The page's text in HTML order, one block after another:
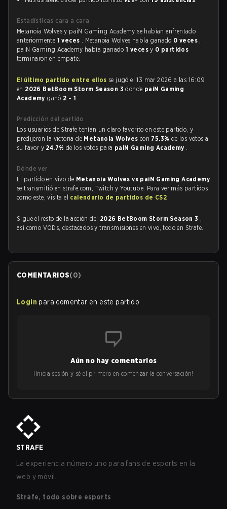
Estadísticas cara a cara
Metanoia Wolves y paiN Gaming Academy se habían enfrentado
anteriormente 1 veces . Metanoia Wolves había ganado 0 veces ,
paiN Gaming Academy había ganado1 vecesy 0 partidos
terminaron en empate.
El último partido entre ellos se jugó el 13 mar 2026 a las 16:09
en 2026 BetBoom Storm Season 3donde paiN Gaming
Academy ganó 2 - 1 .
Predicción del partido
Los usuarios de Strafe tenían un claro favorito en este partido, y
predijeron la victoria de Metanoia Wolves con 75.3% de los votos a
su favor y 24.7% de los votos para paiN Gaming Academy .
Dónde ver
El partido en vivo de Metanoia Wolves vs paiN Gaming Academy
se transmitió en strafe.com, Twitch y Youtube. Para ver más partidos
como este, visita el calendario de partidos de CS2 .
Sigue el resto de la acción del 2026 BetBoom Storm Season 3 ,
así como VODs, destacados y transmisiones en vivo, todo en Strafe.
COMENTARIOS(0)
Login para comentar en este partido
Aún no hay comentarios
¡Inicia sesión y sé el primero en comenzar la conversación!
STRAFE
La experiencia número uno para fans de esports en la
web y móvil.
Strafe, todo sobre esports